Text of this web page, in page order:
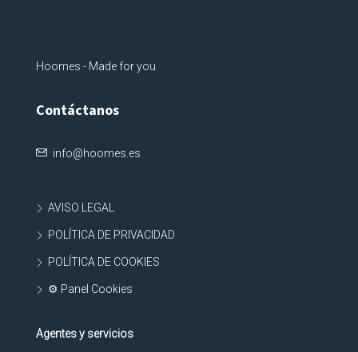
Hoomes - Made for you
Contáctanos
info@hoomes.es
AVISO LEGAL
POLÍTICA DE PRIVACIDAD
POLÍTICA DE COOKIES
⚙ Panel Cookies
Agentes y servicios